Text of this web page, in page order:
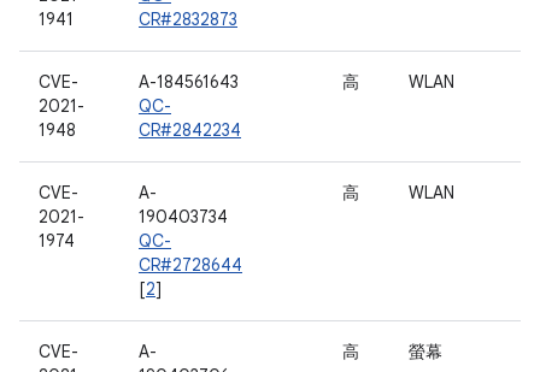
1941
CR#2832873
CVE-
2021-
1948
A-184561643
QC-
CR#2842234
高 WLAN
CVE-
2021-
1974
A-
190403734
QC-
CR#2728644
[2]
高 WLAN
CVE-
A-
高 螢幕